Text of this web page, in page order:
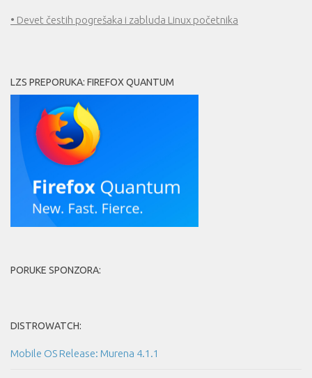
• Devet čestih pogrešaka i zabluda Linux početnika
LZS PREPORUKA: FIREFOX QUANTUM
PORUKE SPONZORA:
DISTROWATCH:
Mobile OS Release: Murena 4.1.1